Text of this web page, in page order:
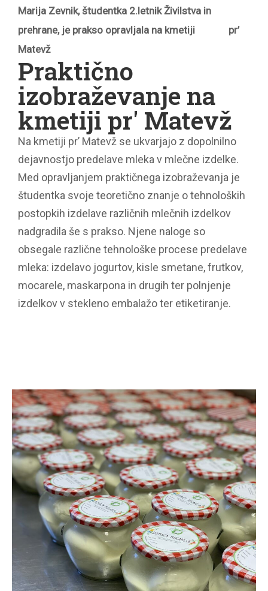
Marija Zevnik, študentka 2.letnik Živilstva in
prehrane, je prakso opravljala na kmetiji pr’
Matevž
Praktično
izobraževanje na
kmetiji pr' Matevž
Na kmetiji pr’ Matevž se ukvarjajo z dopolnilno
dejavnostjo predelave mleka v mlečne izdelke.
Med opravljanjem praktičnega izobraževanja je
študentka svoje teoretično znanje o tehnoloških
postopkih izdelave različnih mlečnih izdelkov
nadgradila še s prakso. Njene naloge so
obsegale različne tehnološke procese predelave
mleka: izdelavo jogurtov, kisle smetane, frutkov,
mocarele, maskarpona in drugih ter polnjenje
izdelkov v stekleno embalažo ter etiketiranje.